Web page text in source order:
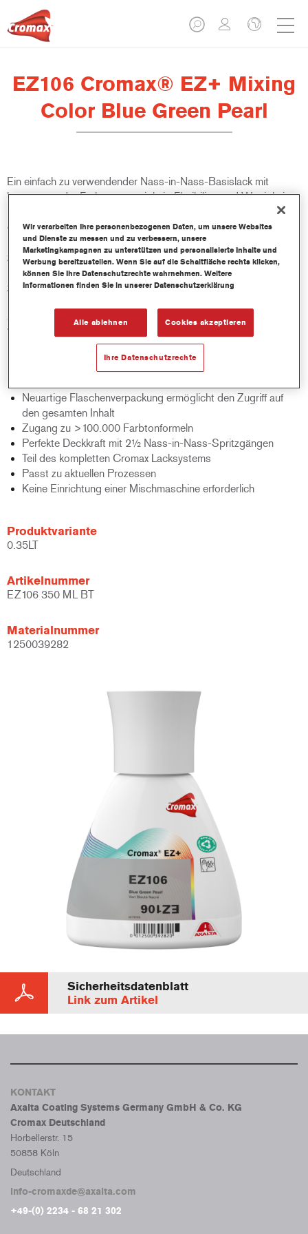
EZ106 Cromax® EZ+ Mixing
Color Blue Green Pearl
Ein einfach zu verwendender Nass-in-Nass-Basislack mit
hervorragender Farbtongenauigkeit, Flexibilität und Wertigkeit.
exzellente Kontrolle von Wolkenbildungen machen alle
Reparaturen einfacher und schneller. Bietet zusätzlich Zugang
zu einer kontinuierlich aktualisierten Datenbank mit über 100.000
Uni-, Metallic- und Perlmutt-Farbtonformeln. Die innovativen,
zusammendrückbaren Flaschen sorgen für eine genauere
Standard für Leistung und Kosteneffizienz von Basislacken auf
Wasserbasis.
Produktmerkmale
Neuartige Flaschenverpackung ermöglicht den Zugriff auf
den gesamten Inhalt
Zugang zu >100.000 Farbtonformeln
Perfekte Deckkraft mit 2½ Nass-in-Nass-Spritzgängen
Teil des kompletten Cromax Lacksystems
Passt zu aktuellen Prozessen
Keine Einrichtung einer Mischmaschine erforderlich
Produktvariante
0.35LT
Artikelnummer
EZ106 350 ML BT
Materialnummer
1250039282
Sicherheitsdatenblatt
Link zum Artikel
KONTAKT
Axalta Coating Systems Germany GmbH & Co. KG
Cromax Deutschland
Horbellerstr. 15
50858 Köln
Deutschland
info-cromaxde@axalta.com
+49-(0) 2234 - 68 21 302
Wir verarbeiten Ihre personenbezogenen Daten, um unsere Websites
und Dienste zu messen und zu verbessern, unsere
Marketingkampagnen zu unterstützen und personalisierte Inhalte und
Werbung bereitzustellen. Wenn Sie auf die Schaltfläche rechts klicken,
können Sie Ihre Datenschutzrechte wahrnehmen. Weitere
Informationen finden Sie in unserer Datenschutzerklärung
Alle ablehnen Cookies akzeptieren
Ihre Datenschutzrechte